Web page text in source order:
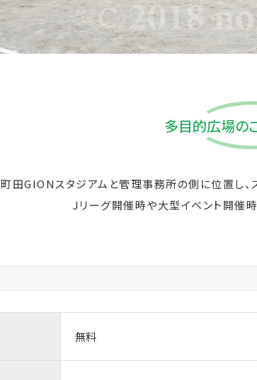
多目的広場の
町田GIONスタジアムと管理事務所の側に位置し、
Jリーグ開催時や大型イベント開催
無料